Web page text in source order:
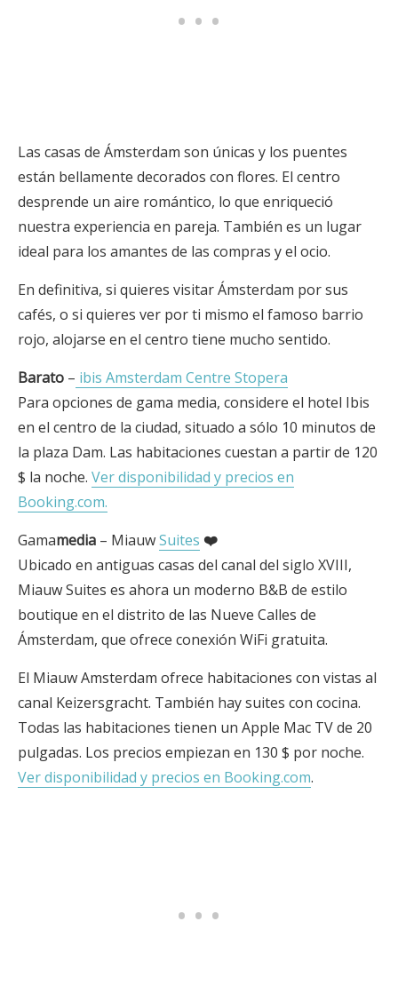
Las casas de Ámsterdam son únicas y los puentes
están bellamente decorados con flores. El centro
desprende un aire romántico, lo que enriqueció
nuestra experiencia en pareja. También es un lugar
ideal para los amantes de las compras y el ocio.
En definitiva, si quieres visitar Ámsterdam por sus
cafés, o si quieres ver por ti mismo el famoso barrio
rojo, alojarse en el centro tiene mucho sentido.
Barato – ibis Amsterdam Centre Stopera
Para opciones de gama media, considere el hotel Ibis
en el centro de la ciudad, situado a sólo 10 minutos de
la plaza Dam. Las habitaciones cuestan a partir de 120
$ la noche. Ver disponibilidad y precios en
Booking.com.
Gamamedia – MiauwSuites ❤️
Ubicado en antiguas casas del canal del siglo XVIII,
Miauw Suites es ahora un moderno B&B de estilo
boutique en el distrito de las Nueve Calles de
Ámsterdam, que ofrece conexión WiFi gratuita.
El Miauw Amsterdam ofrece habitaciones con vistas al
canal Keizersgracht. También hay suites con cocina.
Todas las habitaciones tienen un Apple Mac TV de 20
pulgadas. Los precios empiezan en 130 $ por noche.
Ver disponibilidad y precios en Booking.com.